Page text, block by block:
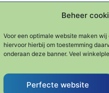
Beheer
Voor een optimale website maken wij
hiervoor hierbij om toestemming
onderaan deze banner. Veel
Perfecte website
Deze optie kan
d
€37.95